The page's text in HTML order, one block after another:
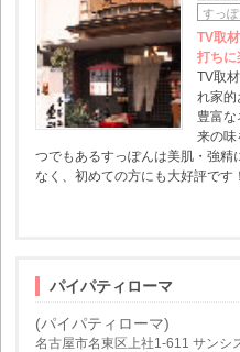
すっ
TV取
打ちに
TV取
れ家
豊富
来の
つでもあるすっぽんは美肌・強
なく、初めての方にも大好評です
パイパティローマ
(パイパティローマ)
名古屋市名東区上社1-611 サンシ